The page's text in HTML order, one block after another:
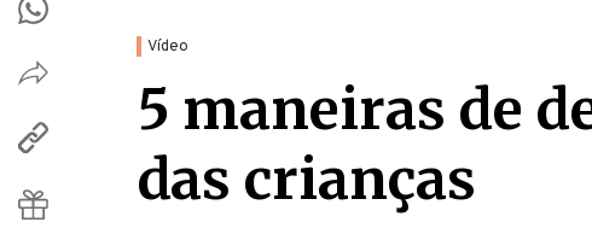
Vídeo
5 maneiras de
das crianças